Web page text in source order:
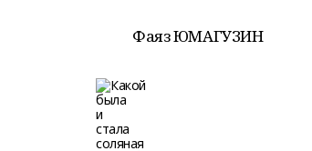
Фаяз ЮМАГУЗИН